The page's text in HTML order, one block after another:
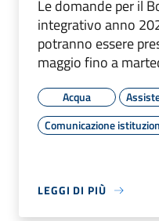
Le domande per il
integrativo anno
potranno essere
maggio fino a
Acqua
Comunicazione
LEGGI DI PIÙ